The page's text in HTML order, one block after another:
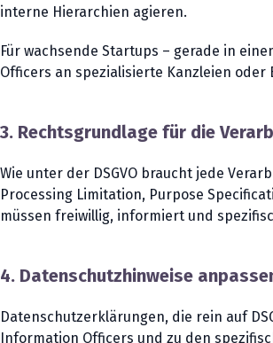
interne Hierarchien agieren.
Für wachsende Startups – gerade in
Officers an spezialisierte Kanzleien
3. Rechtsgrundlage für die
Wie unter der DSGVO braucht jede
Processing Limitation, Purpose
müssen freiwillig, informiert und
4. Datenschutzhinweise
Datenschutzerklärungen, die rein auf
Information Officers und zu den